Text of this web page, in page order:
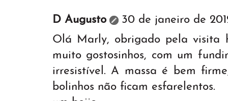
D Augusto
30 de janeiro de
Olá Marly, obrigado pela visita
muito gostosinhos, com um
irresistível. A massa é bem
bolinhos não ficam esfarelentos.